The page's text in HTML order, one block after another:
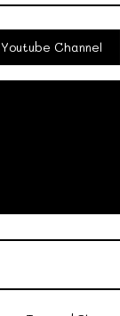
Youtube Channel